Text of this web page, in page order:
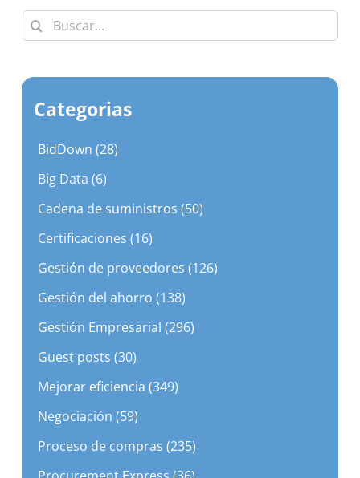
Buscar:
Categorias
BidDown (28)
Big Data (6)
Cadena de suministros (50)
Certificaciones (16)
Gestión de proveedores (126)
Gestión del ahorro (138)
Gestión Empresarial (296)
Guest posts (30)
Mejorar eficiencia (349)
Negociación (59)
Proceso de compras (235)
Procurement Express (36)